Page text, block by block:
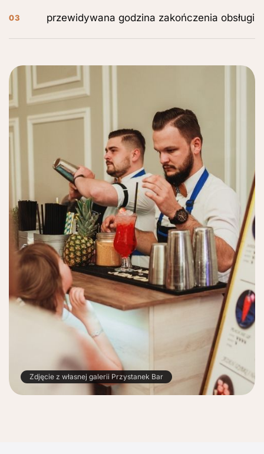
03 przewidywana godzina zakończenia obsługi
Zdjęcie z własnej galerii Przystanek Bar